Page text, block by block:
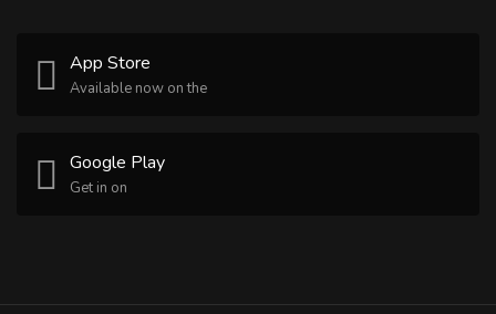
App Store
Available now on the
Google Play
Get in on